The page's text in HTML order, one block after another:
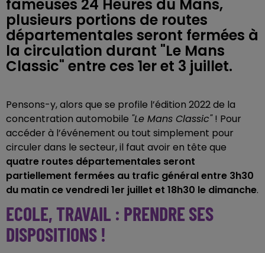
fameuses 24 Heures du Mans,
plusieurs portions de routes
départementales seront fermées à
la circulation durant "Le Mans
Classic" entre ces 1er et 3 juillet.
Pensons-y, alors que se profile l’édition 2022 de la
concentration automobile "Le Mans Classic"! Pour
accéder à l’événement ou tout simplement pour
circuler dans le secteur, il faut avoir en tête que
quatre routes départementales seront
partiellement fermées au trafic général entre 3h30
du matin ce vendredi 1er juillet et 18h30 le dimanche.
ECOLE, TRAVAIL : PRENDRE SES
DISPOSITIONS !